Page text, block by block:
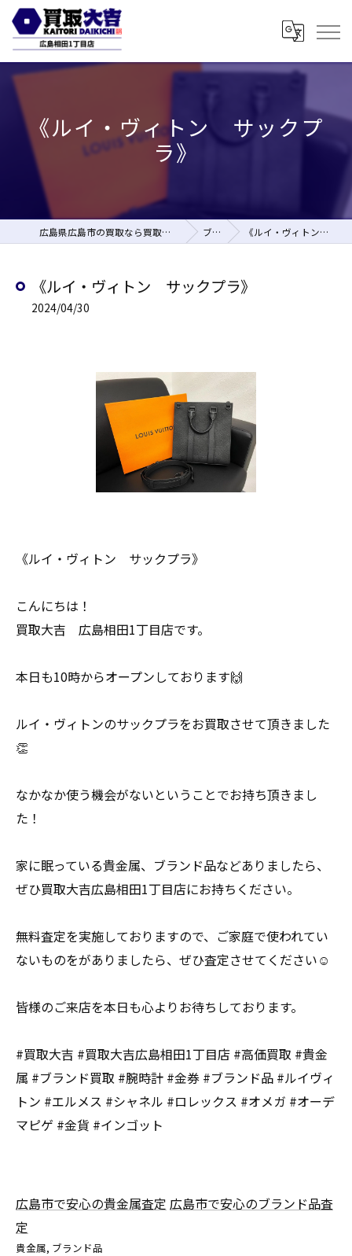
《ルイ・ヴィトン サックプ
ラ》
広島県広島市の買取なら買取大吉 広島相田1丁目店 ブログ 《ルイ・ヴィトン サックプラ》
《ルイ・ヴィトン サックプラ》
2024/04/30
《ルイ・ヴィトン サックプラ》
こんにちは！
買取大吉 広島相田1丁目店です。
本日も10時からオープンしております🙌
ルイ・ヴィトンのサックプラをお買取させて頂きました
👏
なかなか使う機会がないということでお持ち頂きまし
た！
家に眠っている貴金属、ブランド品などありましたら、
ぜひ買取大吉広島相田1丁目店にお持ちください。
無料査定を実施しておりますので、ご家庭で使われてい
ないものをがありましたら、ぜひ査定させてください☺️
皆様のご来店を本日も心よりお待ちしております。
#買取大吉 #買取大吉広島相田1丁目店 #高価買取 #貴金
属 #ブランド買取 #腕時計 #金券 #ブランド品 #ルイヴィ
トン #エルメス #シャネル #ロレックス #オメガ #オーデ
マピゲ #金貨 #インゴット
広島市で安心の貴金属査定 広島市で安心のブランド品査
定
貴金属 ブランド品